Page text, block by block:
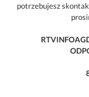
potrzebujesz